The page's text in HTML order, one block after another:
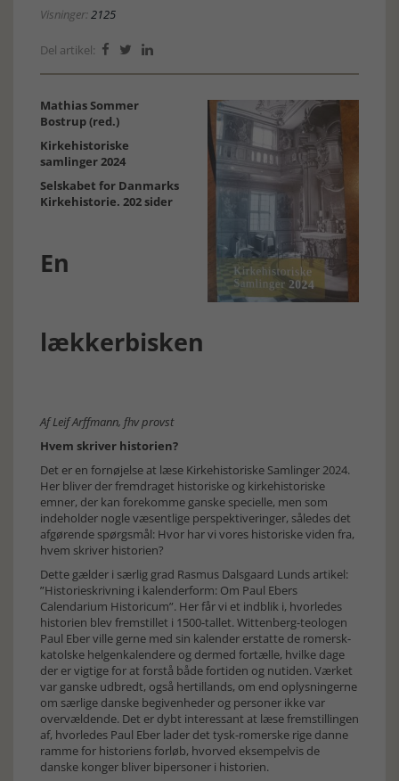
Visninger:2125
Del artikel:   
Mathias Sommer
Bostrup (red.)
Kirkehistoriske
samlinger 2024
Selskabet for Danmarks
Kirkehistorie. 202 sider
En
lækkerbisken
Af Leif Arffmann, fhv provst
Hvem skriver historien?
Det er en fornøjelse at læse Kirkehistoriske Samlinger 2024.
Her bliver der fremdraget historiske og kirkehistoriske
emner, der kan forekomme ganske specielle, men som
indeholder nogle væsentlige perspektiveringer, således det
afgørende spørgsmål: Hvor har vi vores historiske viden fra,
hvem skriver historien?
Dette gælder i særlig grad Rasmus Dalsgaard Lunds artikel:
”Historieskrivning i kalenderform: Om Paul Ebers
Calendarium Historicum”. Her får vi et indblik i, hvorledes
historien blev fremstillet i 1500-tallet. Wittenberg-teologen
Paul Eber ville gerne med sin kalender erstatte de romersk-
katolske helgenkalendere og dermed fortælle, hvilke dage
der er vigtige for at forstå både fortiden og nutiden. Værket
var ganske udbredt, også hertillands, om end oplysningerne
om særlige danske begivenheder og personer ikke var
overvældende. Det er dybt interessant at læse fremstillingen
af, hvorledes Paul Eber lader det tysk-romerske rige danne
ramme for historiens forløb, hvorved eksempelvis de
danske konger bliver bipersoner i historien.